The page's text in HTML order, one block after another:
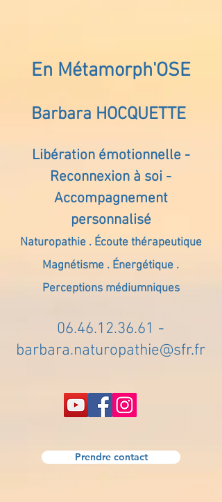
En Métamorph'OSE
Barbara HOCQUETTE
Libération émotionnelle -
Reconnexion à soi -
Accompagnement
personnalisé
Naturopathie . Écoute thérapeutique
Magnétisme . Énergétique .
Perceptions médiumniques
06.46.12.36.61 -
barbara.naturopathie@sfr.fr
Prendre contact